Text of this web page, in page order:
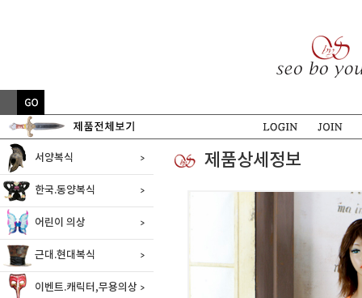
서양복식
한국.동양복식
어린이 의상
근대.현대복식
이벤트.캐릭터,무용의상
제품상세정보